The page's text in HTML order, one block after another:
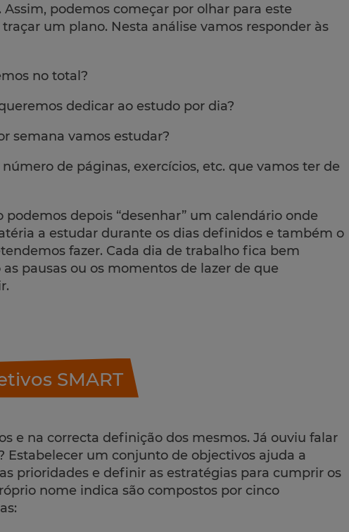
podemos começar por olhar para este
um plano. Nesta análise vamos responder às
no total?
dedicar ao estudo por dia?
semana vamos estudar?
de páginas, exercícios, etc. que vamos ter de
podemos depois “desenhar” um calendário onde
a estudar durante os dias definidos e também o
fazer. Cada dia de trabalho fica bem
pausas ou os momentos de lazer de que
SMART
e na correcta definição dos mesmos. Já ouviu falar
Estabelecer um conjunto de objectivos ajuda a
prioridades e definir as estratégias para cumprir os
nome indica são compostos por cinco